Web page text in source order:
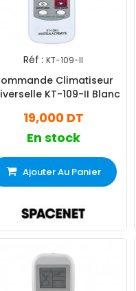
Réf : KT-109-II
Climatiseur
KT-109-II Blanc
19,000 DT
En stock
Ajouter Au Panier